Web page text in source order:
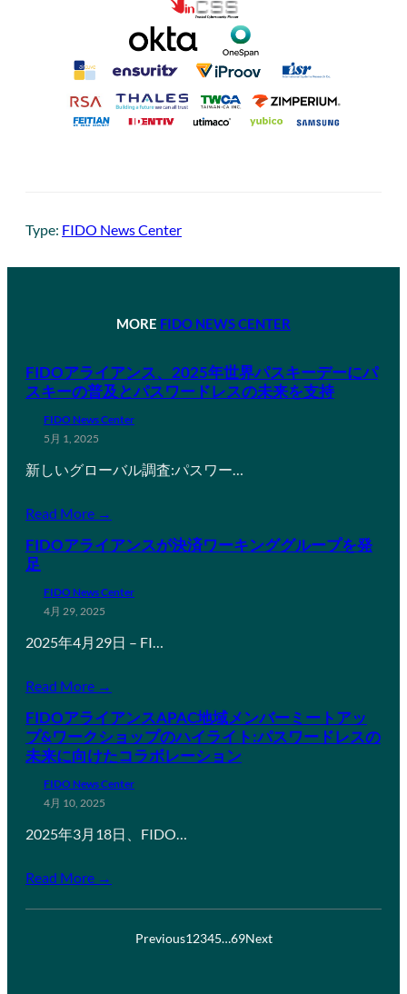
Type: FIDO News Center
MORE FIDO NEWS CENTER
FIDOアライアンス、2025年世界パスキーデーにパ
スキーの普及とパスワードレスの未来を支持
FIDO News Center
5月 1, 2025
新しいグローバル調査:パスワー…
Read More →
FIDOアライアンスが決済ワーキンググループを発
足
FIDO News Center
4月 29, 2025
2025年4月29日 – FI…
Read More →
FIDOアライアンスAPAC地域メンバーミートアッ
プ&ワークショップのハイライト:パスワードレスの
未来に向けたコラボレーション
FIDO News Center
4月 10, 2025
2025年3月18日、FIDO…
Read More →
Previous12345…69Next